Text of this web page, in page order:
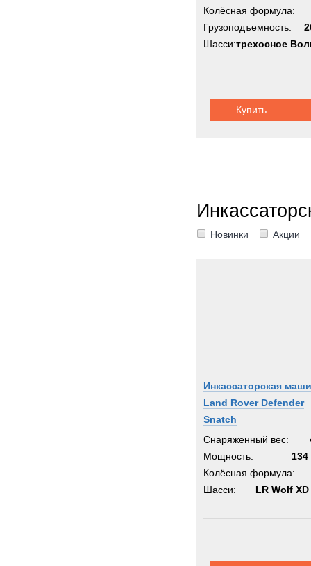
Колёсная формула:
Грузоподъемность:
Шасси:трехосное
Купить
Новинки Акции
Инкассаторская
Land Rover Defender
Snatch
Снаряженный вес:
Мощность:
134
Колёсная формула:
Шасси:
LR Wolf